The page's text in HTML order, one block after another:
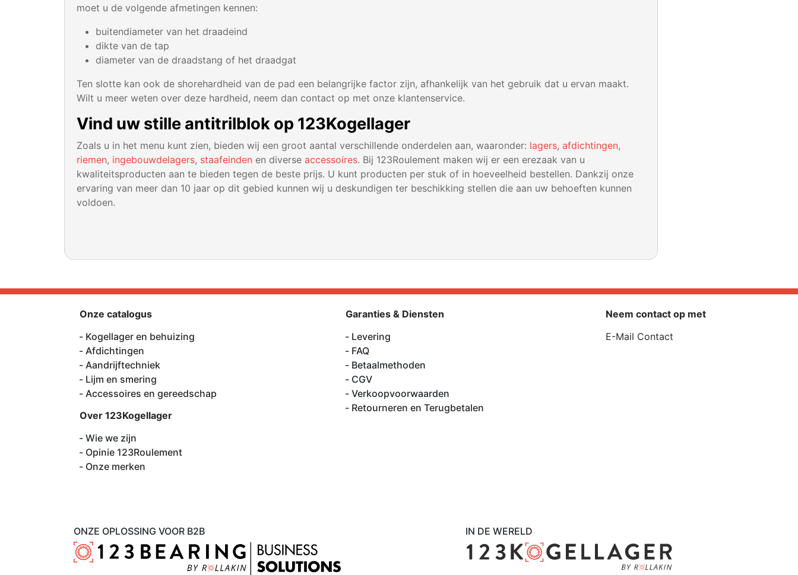
moet u de volgende afmetingen kennen:
buitendiameter van het draadeind
dikte van de tap
diameter van de draadstang of het draadgat
Ten slotte kan ook de shorehardheid van de pad een belangrijke factor zijn, afhankelijk van het gebruik dat u ervan maakt.
Wilt u meer weten over deze hardheid, neem dan contact op met onze klantenservice.
Vind uw stille antitrilblok op 123Kogellager
Zoals u in het menu kunt zien, bieden wij een groot aantal verschillende onderdelen aan, waaronder: lagers, afdichtingen,
riemen, ingebouwdelagers, staafeinden en diverse accessoires. Bij 123Roulement maken wij er een erezaak van u
kwaliteitsproducten aan te bieden tegen de beste prijs. U kunt producten per stuk of in hoeveelheid bestellen. Dankzij onze
ervaring van meer dan 10 jaar op dit gebied kunnen wij u deskundigen ter beschikking stellen die aan uw behoeften kunnen
voldoen.
ONZE OPLOSSING VOOR B2B
Onze catalogus
Kogellager en behuizing
Afdichtingen
Aandrijftechniek
Lijm en smering
Accessoires en gereedschap
Over 123Kogellager
Wie we zijn
Opinie 123Roulement
Onze merken
Garanties & Diensten
Levering
FAQ
Betaalmethoden
CGV
Verkoopvoorwaarden
Retourneren en Terugbetalen
Neem contact op met
E-Mail Contact
IN DE WERELD